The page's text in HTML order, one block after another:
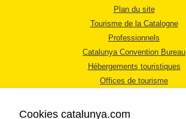
Plan du site
Tourisme de la Catalogne
Professionnels
Catalunya Convention Bureau
Hébergements touristiques
Offices de tourisme
Cookies catalunya.com